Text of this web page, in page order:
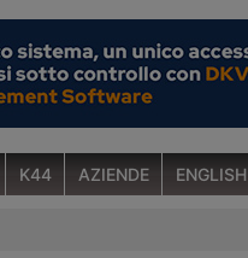
K44 AZIENDE ENGLISH